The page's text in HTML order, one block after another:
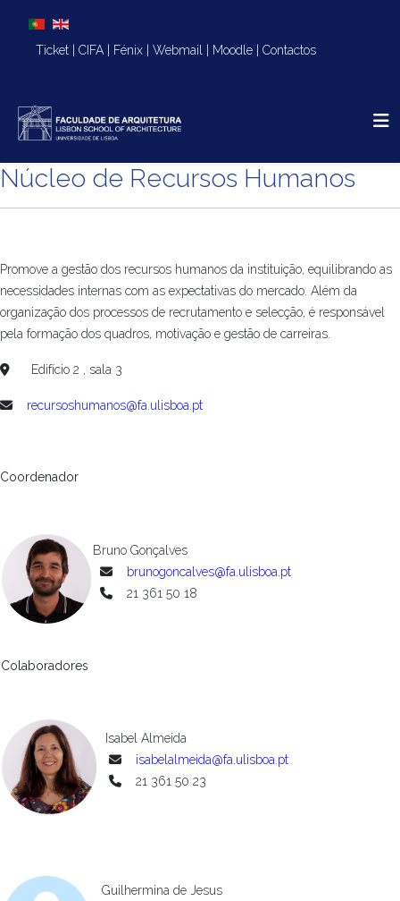
Escolha o seu idioma
Ticket CIFA Fénix Webmail Moodle Contactos
Núcleo de Recursos Humanos
Promove a gestão dos recursos humanos da instituição, equilibrando as
necessidades internas com as expectativas do mercado. Além da
organização dos processos de recrutamento e selecção, é responsável
pela formação dos quadros, motivação e gestão de carreiras.
Edifício 2 , sala 3
recursoshumanos@fa.ulisboa.pt
Coordenador
Bruno Gonçalves
brunogoncalves@fa.ulisboa.pt
21 361 50 18
Colaboradores
Isabel Almeida
isabelalmeida@fa.ulisboa.pt
21 361 50 23
Guilhermina de Jesus